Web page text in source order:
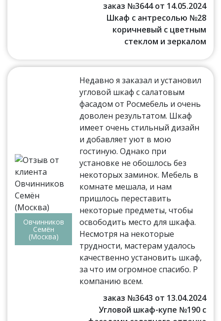
заказ №3644 от 14.05.2024
Шкаф с антресолью №28
коричневый с цветным
стеклом и зеркалом
Овчинников
Семён
(Москва)
Недавно я заказал и установил
угловой шкаф с салатовым
фасадом от Росмебель и очень
доволен результатом. Шкаф
имеет очень стильный дизайн
и добавляет уют в мою
гостиную. Однако при
установке не обошлось без
некоторых заминок. Мебель в
комнате мешала, и нам
пришлось переставить
некоторые предметы, чтобы
освободить место для шкафа.
Несмотря на некоторые
трудности, мастерам удалось
качественно установить шкаф,
за что им огромное спасибо. Р
компанию всем.
заказ №3643 от 13.04.2024
Угловой шкаф-купе №190 с